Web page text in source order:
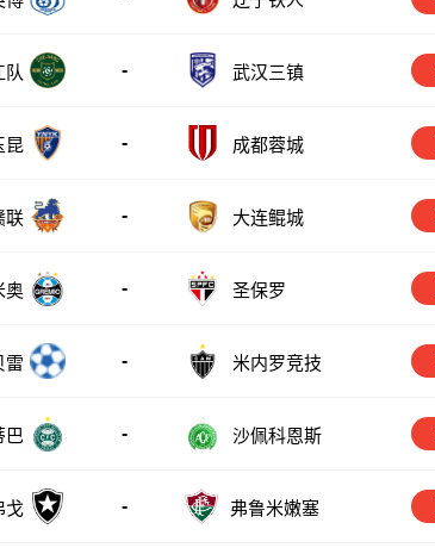
队 - 武汉三镇
昆 - 成都蓉城
联 - 大连鲲城
奥 - 圣保罗
雷 - 米内罗竞技
巴 - 沙佩科恩斯
戈 - 弗鲁米嫩塞